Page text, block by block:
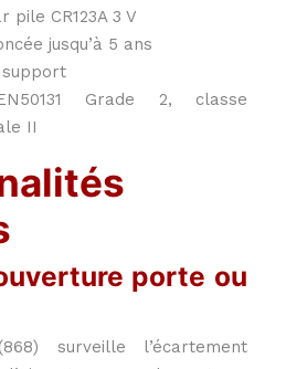
CR123A 3 V
jusqu’à 5 ans
Grade 2, classe
II
porte ou
surveille l’écartement